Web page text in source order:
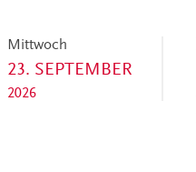
Mittwoch
23. SEPTEMBER
2026